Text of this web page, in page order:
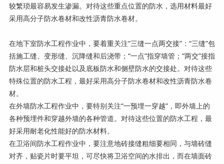
较繁琐最容易发生渗漏。对待这些重点位置的防水，选用材料最好
采用高分子防水卷材和改性沥青防水卷材。
在地下室防水工程作业中，要着重关注“三缝一点两交接”：“三缝”包
括施工缝、变形缝、沉降缝和后浇带；“一点”指穿墙管；“两交”接指
防水层和桩头交接处以及底板防水和侧壁防水的交接处。对待这些
特殊位置的防水工程，最好采用高分子防水卷材和改性沥青防水卷
材。
在外墙防水工程作业中，要特别关注“一预埋一穿越”，即外墙上的
各种预埋件和穿越外墙的各种管道。对待这些位置的防水工程，最
好采用耐老化性能好的防水材料。
在卫浴间防水工程作业中，要注意地砖接缝粗细要相同，与墙砖缝
对齐，贴瓷片时要平坦，可尽快将卫浴空间的水排出，而在墙面砖